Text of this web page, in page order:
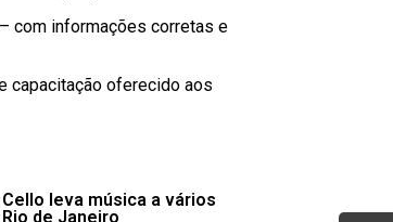
com informações corretas e
capacitação oferecido aos
leva música a vários
de Janeiro